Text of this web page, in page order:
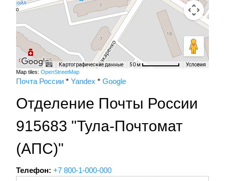
Картографические данные 50 м Условия
Map tiles: OpenStreetMap
Почта России * Yandex * Google
Отделение Почты России
915683 "Тула-Почтомат
(АПС)"
Телефон: +7 800-1-000-000